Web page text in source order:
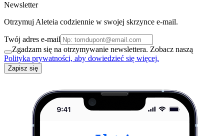
Newsletter
Otrzymuj Aleteia codziennie w swojej skrzynce e-mail.
Twój adres e-mail
Zgadzam się na otrzymywanie newslettera. Zobacz naszą
Polityka prywatności, aby dowiedzieć się więcej.
Zapisz się